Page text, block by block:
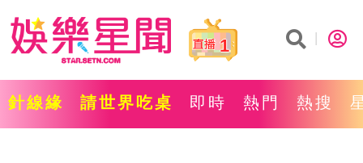
1
針線緣 請世界吃桌 即時 熱門 熱搜